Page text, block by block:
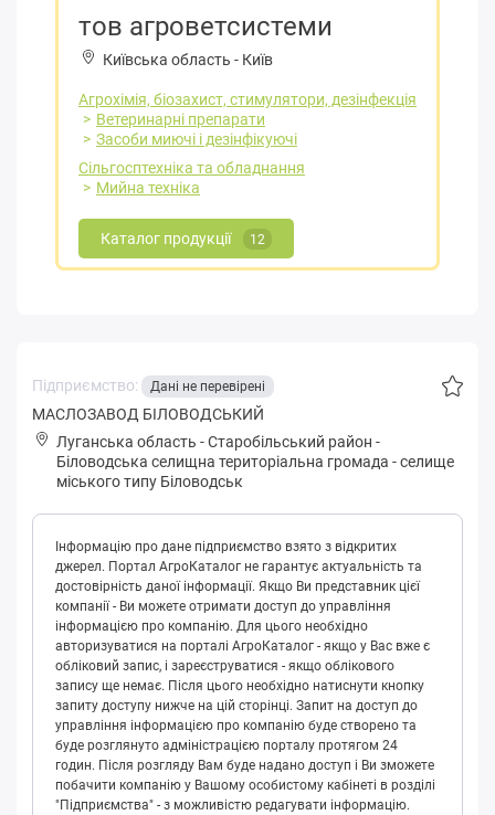
тов агроветсистеми
Київська область - Київ
Агрохімія, біозахист, стимулятори, дезінфекція
Ветеринарні препарати
Засоби миючі і дезінфікуючі
Сільгосптехніка та обладнання
Мийна техніка
Каталог продукції 12
Підприємство: Дані не перевірені
МАСЛОЗАВОД БІЛОВОДСЬКИЙ
Луганська область -Старобільський район -
Білoвoдськa селищна територіальна громада -селище
міського типу Біловодськ
Інформацію про дане підприємство взято з відкритих
джерел. Портал АгроКаталог не гарантує актуальність та
достовірність даної інформації. Якщо Ви представник цієї
компанії - Ви можете отримати доступ до управління
інформацією про компанію. Для цього необхідно
авторизуватися на порталі АгроКаталог - якщо у Вас вже є
обліковий запис, і зареєструватися - якщо облікового
запису ще немає. Після цього необхідно натиснути кнопку
запиту доступу нижче на цій сторінці. Запит на доступ до
управління інформацією про компанію буде створено та
буде розглянуто адміністрацією порталу протягом 24
годин. Після розгляду Вам буде надано доступ і Ви зможете
побачити компанію у Вашому особистому кабінеті в розділі
"Підприємства" - з можливістю редагувати інформацію.